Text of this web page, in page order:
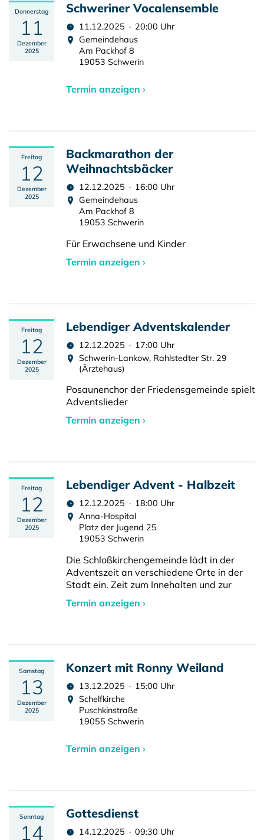
Donnerstag
11
Dezember
2025
Schweriner Vocalensemble
11.12.2025 · 20:00 Uhr
Gemeindehaus
Am Packhof 8
19053 Schwerin
Termin anzeigen ›
Freitag
12
Dezember
2025
Backmarathon der
Weihnachtsbäcker
12.12.2025 · 16:00 Uhr
Gemeindehaus
Am Packhof 8
19053 Schwerin
Für Erwachsene und Kinder
Termin anzeigen ›
Freitag
12
Dezember
2025
Lebendiger Adventskalender
12.12.2025 · 17:00 Uhr
Schwerin-Lankow, Rahlstedter Str. 29
(Ärztehaus)
Posaunenchor der Friedensgemeinde spielt
Adventslieder
Termin anzeigen ›
Freitag
12
Dezember
2025
Lebendiger Advent - Halbzeit
12.12.2025 · 18:00 Uhr
Anna-Hospital
Platz der Jugend 25
19053 Schwerin
Die Schloßkirchengemeinde lädt in der
Adventszeit an verschiedene Orte in der
Stadt ein. Zeit zum Innehalten und zur
Termin anzeigen ›
Samstag
13
Dezember
2025
Konzert mit Ronny Weiland
13.12.2025 · 15:00 Uhr
Schelfkirche
Puschkinstraße
19055 Schwerin
Termin anzeigen ›
Sonntag
14
Gottesdienst
14.12.2025 · 09:30 Uhr